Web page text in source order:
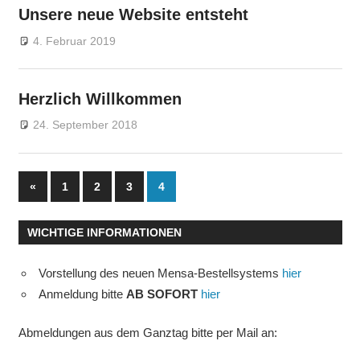
Unsere neue Website entsteht
4. Februar 2019
Herzlich Willkommen
24. September 2018
Seitennummerierung
der
Beiträge
«Vorherige
Beiträge
1 2 3 4
WICHTIGE INFORMATIONEN
Vorstellung des neuen Mensa-Bestellsystems hier
Anmeldung bitte AB SOFORT hier
Abmeldungen aus dem Ganztag bitte per Mail an: